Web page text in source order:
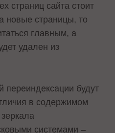
страниц сайта стоит
новые страницы, то
главным, а
удален из
переиндексации будут
в содержимом
системами –